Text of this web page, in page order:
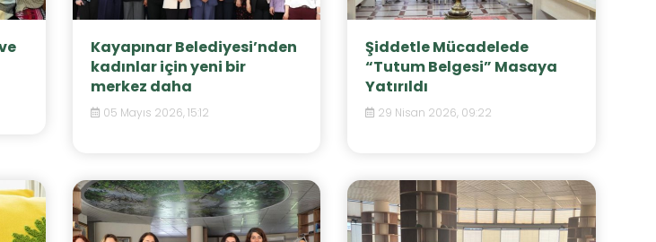
Kayapınar Belediyesi’nden
kadınlar için yeni bir
merkez daha
05 Mayıs 2026, 15:12
Şiddetle Mücadelede
“Tutum Belgesi” Masaya
Yatırıldı
29 Nisan 2026, 09:22